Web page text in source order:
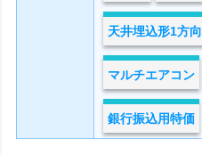
天井埋込形1方向
マルチエアコン
銀行振込用特価